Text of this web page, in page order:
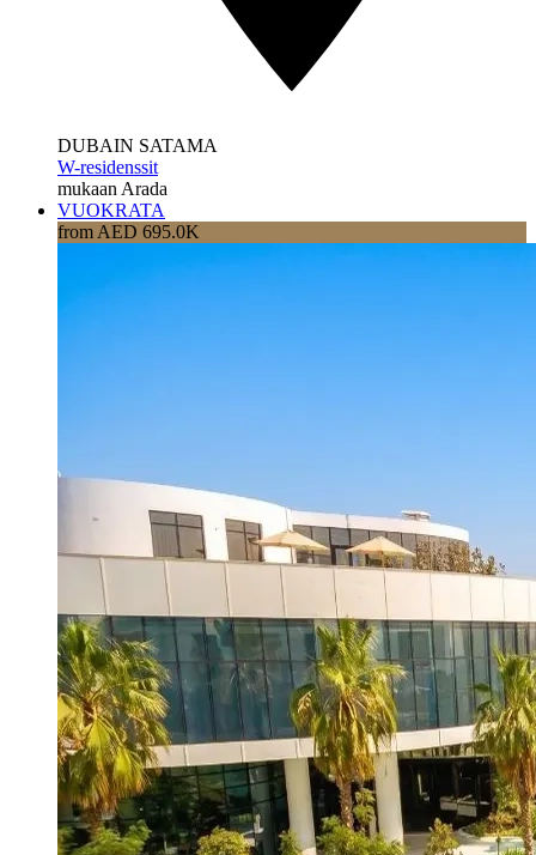
DUBAIN SATAMA
W-residenssit
mukaan Arada
VUOKRATA
from AED 695.0K